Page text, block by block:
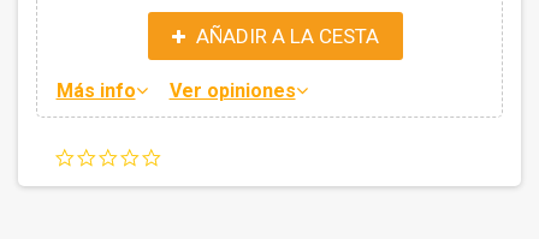
AÑADIR A LA CESTA
Más info Ver opiniones